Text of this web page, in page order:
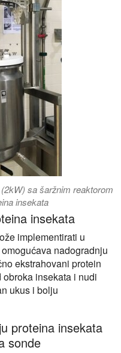
sa šaržnim reaktorom
insekata
insekata
implementirati u
nadogradnju
ekstrahovani protein
insekata i nudi
ukus i bolju
proteina insekata
sonde